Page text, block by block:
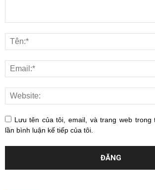
Lưu tên của tôi, email, và trang web trong
lần bình luận kế tiếp của tôi.